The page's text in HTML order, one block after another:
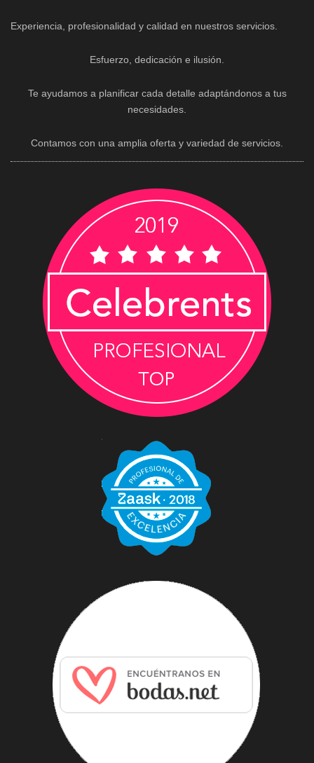
Experiencia, profesionalidad y calidad en nuestros servicios.
Esfuerzo, dedicación e ilusión.
Te ayudamos a planificar cada detalle adaptándonos a tus
necesidades.
Contamos con una amplia oferta y variedad de servicios.